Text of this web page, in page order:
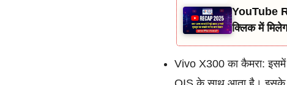
YouTube
क्लिक में
Vivo X300 का कैमरा: